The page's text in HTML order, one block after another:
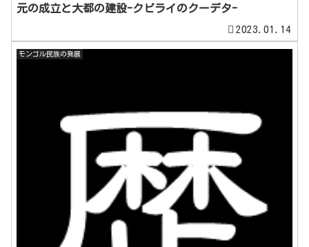
元の成立と大都の建設-クビライのクーデタ-
2023.01.14
モンゴル民族の発展